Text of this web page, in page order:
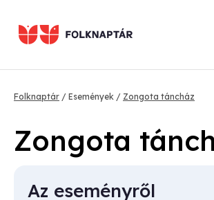
tartalomra
Morzsa
Folknaptár Események Zongota táncház
Zongota
Az eseményről